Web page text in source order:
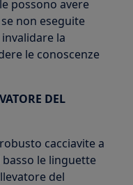
possono avere
non eseguite
la
le conoscenze
DEL
cacciavite a
le linguette
del